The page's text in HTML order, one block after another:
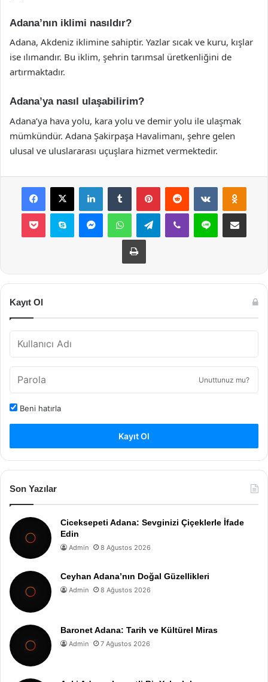
Adana’nın iklimi nasıldır?
Adana, Akdeniz iklimine sahiptir. Yazlar sıcak ve kuru, kışlar
ise ılımandır. Bu iklim, şehrin tarımsal üretkenliğini de
artırmaktadır.
Adana’ya nasıl ulaşabilirim?
Adana’ya hava yolu, kara yolu ve demir yolu ile ulaşmak
mümkündür. Adana Şakirpaşa Havalimanı, şehre gelen
ulusal ve uluslararası uçuşlara hizmet vermektedir.
Facebook
X LinkedInTumblr PinterestReddit VKontakte
Pocket Skype MessengerWhatsAppTelegramViber Line E-Posta ile
Yazdır
Kayıt Ol
Unuttunuz mu?
Beni hatırla
Kayıt Ol
Son Yazılar
Ciceksepeti Adana: Sevginizi Çiçeklerle İfade
Edin
Admin 8 Ağustos 2026
Ceyhan Adana’nın Doğal Güzellikleri
Admin 8 Ağustos 2026
Baronet Adana: Tarih ve Kültürel Miras
Admin 7 Ağustos 2026